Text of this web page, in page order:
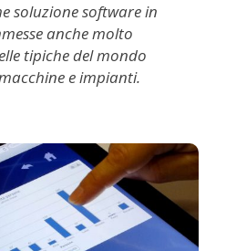
soluzione software in
anche molto
tipiche del mondo
e impianti.